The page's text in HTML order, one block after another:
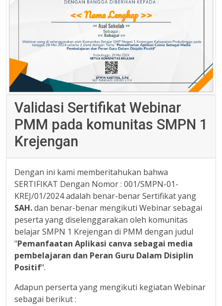
Validasi Sertifikat Webinar
PMM pada komunitas SMPN 1
Krejengan
Dengan ini kami memberitahukan bahwa
SERTIFIKAT Dengan Nomor : 001/SMPN-01-
KREJ/01/2024 adalah benar-benar Sertifikat yang
SAH.dan benar-benar mengikuti Webinar sebagai
peserta yang diselenggarakan oleh komunitas
belajar SMPN 1 Krejengan di PMM dengan judul
"Pemanfaatan Aplikasi canva sebagai media
pembelajaran dan Peran Guru Dalam Disiplin
Positif".
Adapun perserta yang mengikuti kegiatan Webinar
sebagai berikut :